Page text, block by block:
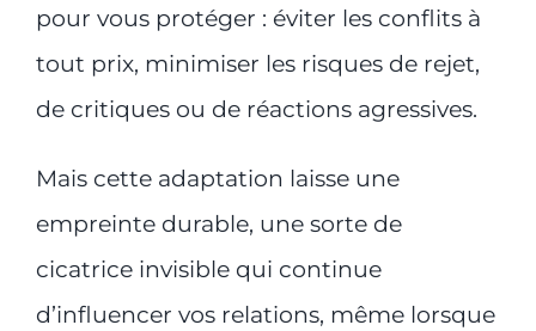
pour vous protéger : éviter les conflits à
tout prix, minimiser les risques de rejet,
de critiques ou de réactions agressives.
Mais cette adaptation laisse une
empreinte durable, une sorte de
cicatrice invisible qui continue
d’influencer vos relations, même lorsque